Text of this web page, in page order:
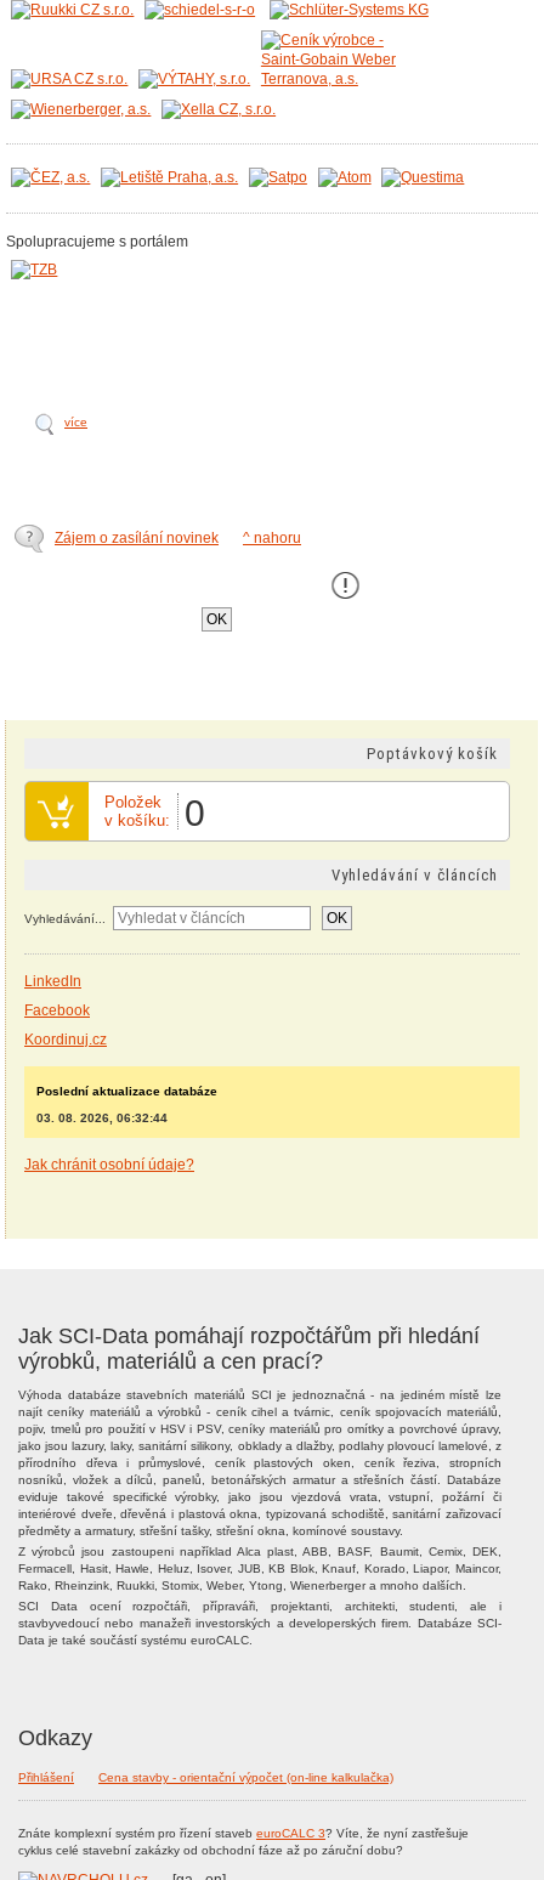
Spolupracujeme s portálem
více
Zájem o zasílání novinek ^ nahoru
OK
Poptávkový košík
Položek
v košíku:
0
Vyhledávání v článcích
Vyhledávání... OK
LinkedIn
Facebook
Koordinuj.cz
Poslední aktualizace databáze
03. 08. 2026, 06:32:44
Jak chránit osobní údaje?
Jak SCI-Data pomáhají rozpočtářům při hledání
výrobků, materiálů a cen prací?
Výhoda databáze stavebních materiálů SCI je jednoznačná - na jediném místě lze
najít ceníky materiálů a výrobků - ceník cihel a tvárnic, ceník spojovacích materiálů,
pojiv, tmelů pro použití v HSV i PSV, ceníky materiálů pro omítky a povrchové úpravy,
jako jsou lazury, laky, sanitární silikony, obklady a dlažby, podlahy plovoucí lamelové, z
přírodního dřeva i průmyslové, ceník plastových oken, ceník řeziva, stropních
nosníků, vložek a dílců, panelů, betonářských armatur a střešních částí. Databáze
eviduje takové specifické výrobky, jako jsou vjezdová vrata, vstupní, požární či
interiérové dveře, dřevěná i plastová okna, typizovaná schodiště, sanitární zařizovací
předměty a armatury, střešní tašky, střešní okna, komínové soustavy.
Z výrobců jsou zastoupeni například Alca plast, ABB, BASF, Baumit, Cemix, DEK,
Fermacell, Hasit, Hawle, Heluz, Isover, JUB, KB Blok, Knauf, Korado, Liapor, Maincor,
Rako, Rheinzink, Ruukki, Stomix, Weber, Ytong, Wienerberger a mnoho dalších.
SCI Data ocení rozpočtáři, přípraváři, projektanti, architekti, studenti, ale i
stavbyvedoucí nebo manažeři investorských a developerských firem. Databáze SCI-
Data je také součástí systému euroCALC.
Odkazy
Přihlášení Cena stavby - orientační výpočet (on-line kalkulačka)
Znáte komplexní systém pro řízení staveb euroCALC 3? Víte, že nyní zastřešuje
cyklus celé stavební zakázky od obchodní fáze až po záruční dobu?